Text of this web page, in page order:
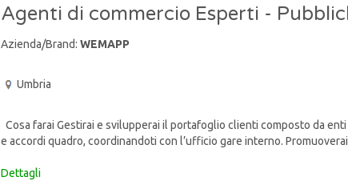
Agenti di commercio Esperti -
Azienda/Brand: WEMAPP
Umbria
Cosa farai Gestirai e svilupperai il portafoglio clienti composto da
e accordi quadro, coordinandoti con l’ufficio gare interno.
Dettagli